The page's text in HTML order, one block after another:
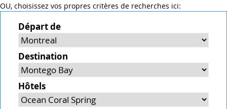
OU, choisissez vos propres critères de recherches ici:
Départ de
Destination
Hôtels